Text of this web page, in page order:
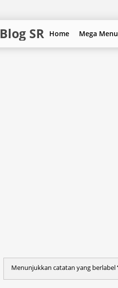
Blog SR Home Mega Menu
Menunjukkan catatan yang berlabel